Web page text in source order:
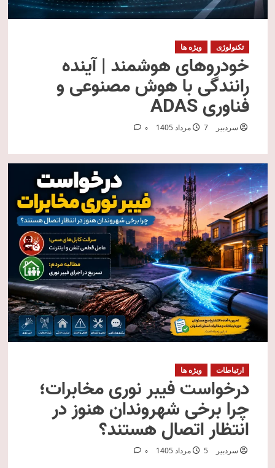
تکنولوژی ویژه ها
خودروهای هوشمند | آینده
رانندگی با هوش مصنوعی و
فناوری ADAS
سردبیر 7 مرداد 1405 0
ارتباطات ویژه ها
درخواست فیبر نوری مخابرات؛
چرا برخی شهروندان هنوز در
انتظار اتصال هستند؟
سردبیر 5 مرداد 1405 0